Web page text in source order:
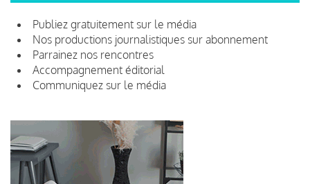
Publiez gratuitement sur le média
Nos productions journalistiques sur abonnement
Parrainez nos rencontres
Accompagnement éditorial
Communiquez sur le média